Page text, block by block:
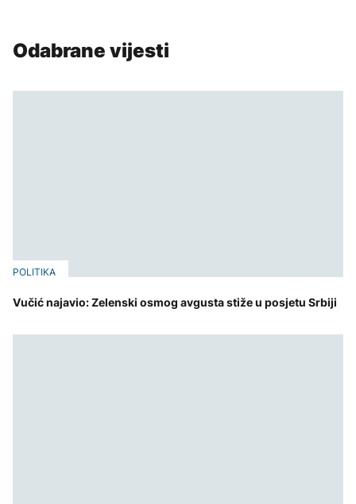
Odabrane vijesti
POLITIKA
Vučić najavio: Zelenski osmog avgusta stiže u posjetu Srbiji